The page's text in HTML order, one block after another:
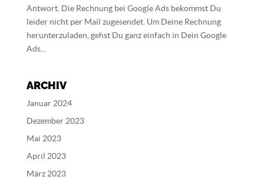
Antwort. Die Rechnung bei Google Ads bekommst Du
leider nicht per Mail zugesendet. Um Deine Rechnung
herunterzuladen, gehst Du ganz einfach in Dein Google
Ads...
ARCHIV
Januar 2024
Dezember 2023
Mai 2023
April 2023
März 2023